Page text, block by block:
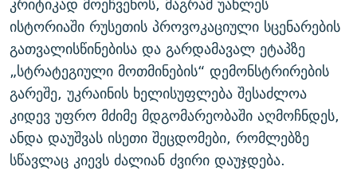
ისტორიაში რუსეთის პროვოკაციული სცენარების
გათვალისწინებისა და გარდამავალ ეტაპზე
„სტრატეგიული მოთმინების“ დემონსტრირების
გარეშე, უკრაინის ხელისუფლება შესაძლოა
კიდევ უფრო მძიმე მდგომარეობაში აღმოჩნდეს,
ანდა დაუშვას ისეთი შეცდომები, რომლებზე
სწავლაც კიევს ძალიან ძვირი დაუჯდება.